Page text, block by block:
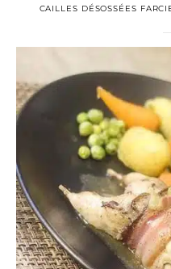
CAILLES DÉSOSSÉES